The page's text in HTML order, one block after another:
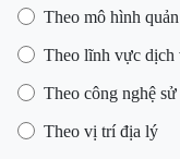
Theo mô hình
Theo lĩnh vực dịch
Theo công nghệ
Theo vị trí địa lý